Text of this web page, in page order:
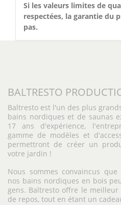
Si les valeurs limites de
respectées, la garantie du
pas.
BALTRESTO
Baltresto est l'un des plus
bains nordiques et de saunas
17 ans d'expérience,
gamme de modèles et
permettront de créer un
votre jardin !
Nous sommes convaincus
nos bains nordiques en bois
gens. Baltresto offre le
de repos, tout en étant un